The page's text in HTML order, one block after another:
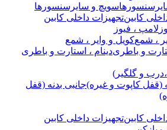
سویچ و سایرسنسورها
تجهیزات داخلی کابین
لامپ ، فیوز
کویل و وایر ، شمع
دینام ، استارت و باطری
و گلگیر)
جانبی بدنه (قفل
تجهیزات داخلی کابین